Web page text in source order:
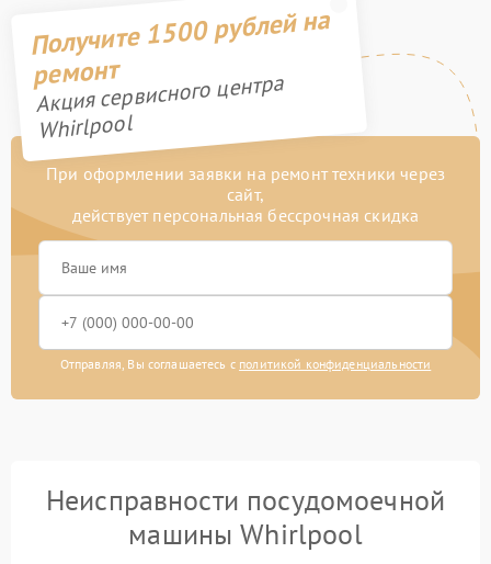
Получите 1500 рублей на
ремонт
Акция сервисного центра
Whirlpool
При оформлении заявки на ремонт техники через
сайт,
действует персональная бессрочная скидка
Отправляя, Вы соглашаетесь с политикой конфиденциальности
Неисправности посудомоечной
машины Whirlpool